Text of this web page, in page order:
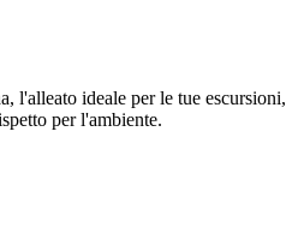
l'alleato ideale per le tue escursioni,
per l'ambiente.